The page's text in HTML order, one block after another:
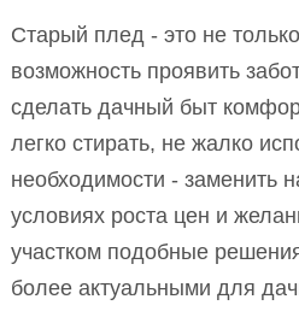
Старый плед - это не
возможность проявить
сделать дачный быт
легко стирать, не жалко
необходимости - заменить
условиях роста цен и
участком подобные
более актуальными для